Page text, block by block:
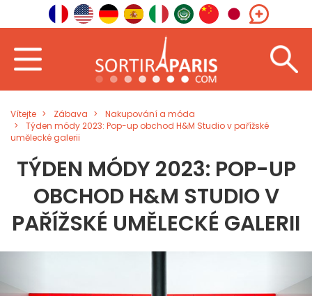
Vítejte Zábava
Nakupování a móda
Týden módy 2023: Pop-up obchod H&M Studio v pařížské
umělecké galerii
TÝDEN MÓDY 2023: POP-UP
OBCHOD H&M STUDIO V
PAŘÍŽSKÉ UMĚLECKÉ GALERII